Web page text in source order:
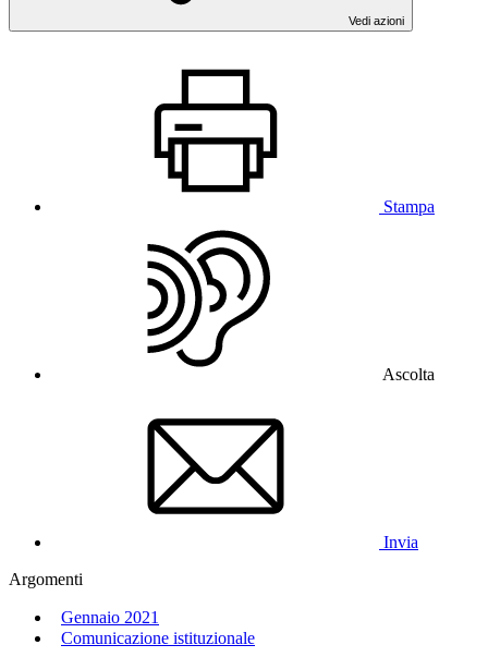
Vedi azioni
Stampa
Ascolta
Invia
Argomenti
Gennaio 2021
Comunicazione istituzionale